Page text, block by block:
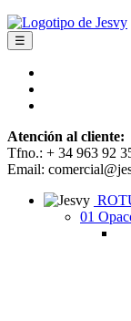
☰
Atención al cliente:
Tfno.: + 34 963 92
Email:
01